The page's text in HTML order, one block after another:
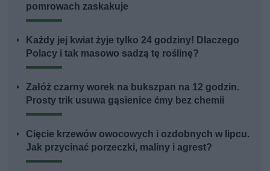
pomrowach zaskakuje
Każdy jej kwiat żyje tylko 24 godziny! Dlaczego
Polacy i tak masowo sadzą tę roślinę?
Załóż czarny worek na bukszpan na 12 godzin.
Prosty trik usuwa gąsienice ćmy bez chemii
Cięcie krzewów owocowych i ozdobnych w lipcu.
Jak przycinać porzeczki, maliny i agrest?